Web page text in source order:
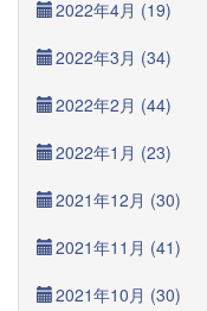
2022年4月 (19)
2022年3月 (34)
2022年2月 (44)
2022年1月 (23)
2021年12月 (30)
2021年11月 (41)
2021年10月 (30)